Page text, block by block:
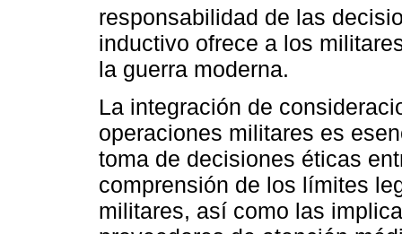
responsabilidad de las
inductivo ofrece a los
la guerra moderna.
La integración de
operaciones militares es
toma de decisiones éticas
comprensión de los límites
militares, así como las